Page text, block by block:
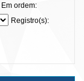
Em ordem:
Registro(s):